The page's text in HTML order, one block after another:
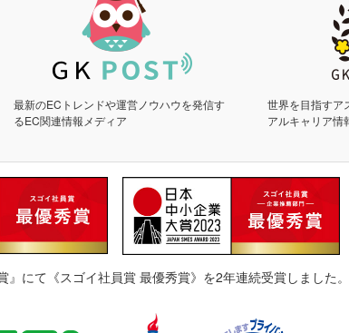
最新のECトレンドや運営ノウハウを発信す
るEC関連情報メディア
世界を目指すア
アルキャリア情
』にて《スゴイ社員賞 最優秀賞》を2年連続受賞しました。